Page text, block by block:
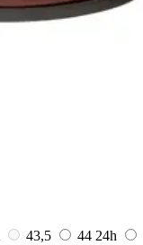
43,5 44 24h